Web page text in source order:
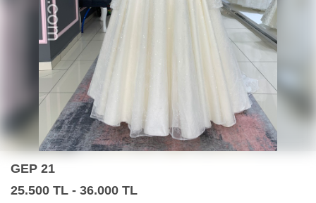
GEP 21
25.500 TL - 36.000 TL